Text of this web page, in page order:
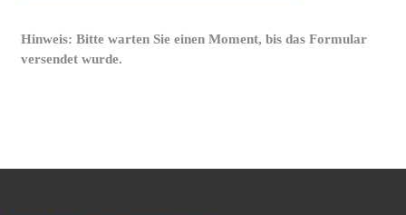
Hinweis: Bitte warten Sie einen Moment, bis das Formular
versendet wurde.